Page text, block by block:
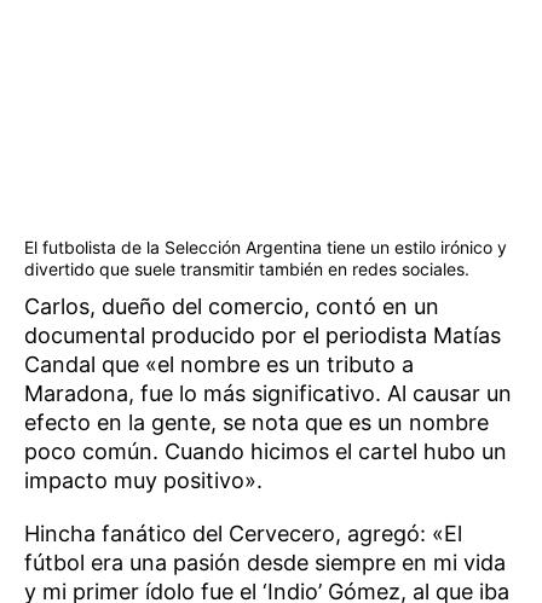
El futbolista de la Selección Argentina tiene un estilo irónico y
divertido que suele transmitir también en redes sociales.
Carlos, dueño del comercio, contó en un
documental producido por el periodista Matías
Candal que «el nombre es un tributo a
Maradona, fue lo más significativo. Al causar un
efecto en la gente, se nota que es un nombre
poco común. Cuando hicimos el cartel hubo un
impacto muy positivo».
Hincha fanático del Cervecero, agregó: «El
fútbol era una pasión desde siempre en mi vida
y mi primer ídolo fue el ‘Indio’ Gómez, al que iba